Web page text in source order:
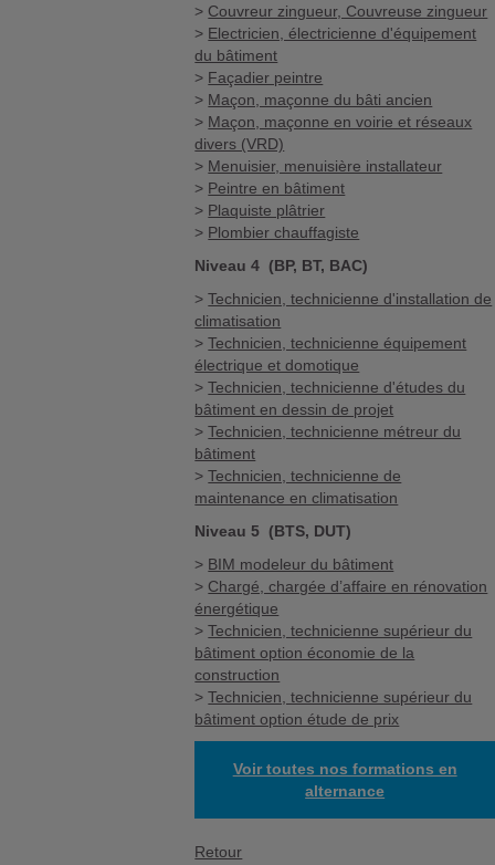
> Couvreur zingueur, Couvreuse zingueur
> Electricien, électricienne d'équipement
du bâtiment
> Façadier peintre
> Maçon, maçonne du bâti ancien
> Maçon, maçonne en voirie et réseaux
divers (VRD)
> Menuisier, menuisière installateur
> Peintre en bâtiment
> Plaquiste plâtrier
> Plombier chauffagiste
Niveau 4 (BP, BT, BAC)
>Technicien, technicienne d'installation de
climatisation
>Technicien, technicienne équipement
électrique et domotique
>Technicien, technicienne d'études du
bâtiment en dessin de projet
>Technicien, technicienne métreur du
bâtiment
>Technicien, technicienne de
maintenance en climatisation
Niveau 5 (BTS, DUT)
> BIM modeleur du bâtiment
> Chargé, chargée d’affaire en rénovation
énergétique
>Technicien, technicienne supérieur du
bâtiment option économie de la
construction
>Technicien, technicienne supérieur du
bâtiment option étude de prix
Voir toutes nos formations en
alternance
Retour